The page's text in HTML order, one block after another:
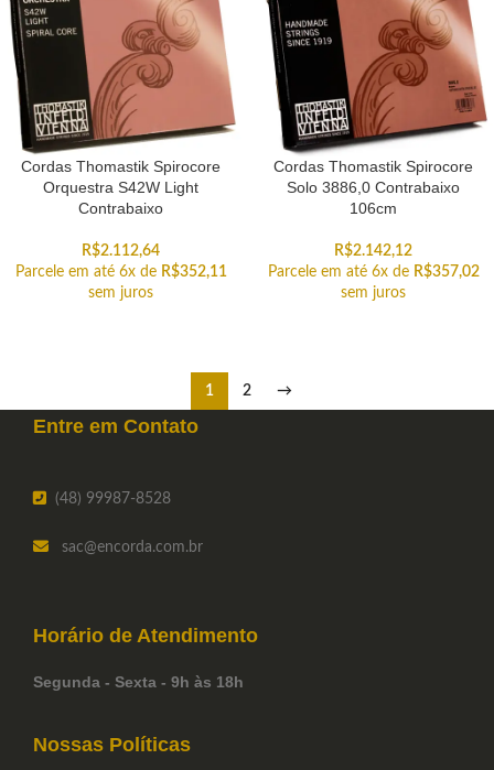
Cordas Thomastik Spirocore
Orquestra S42W Light
Contrabaixo
R$2.112,64
Parcele em até 6x de R$352,11
sem juros
Cordas Thomastik Spirocore
Solo 3886,0 Contrabaixo
106cm
R$2.142,12
Parcele em até 6x de R$357,02
sem juros
1 2 →
Entre em Contato
(48) 99987-8528
sac@encorda.com.br
Horário de Atendimento
Segunda - Sexta - 9h às 18h
Nossas Políticas